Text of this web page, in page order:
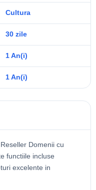
Cultura
30 zile
1 An(i)
1 An(i)
Domenii cu
functiile incluse
excelente in